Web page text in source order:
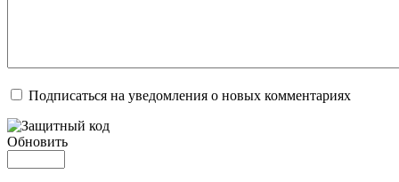
Подписаться на уведомления о новых комментариях
Обновить